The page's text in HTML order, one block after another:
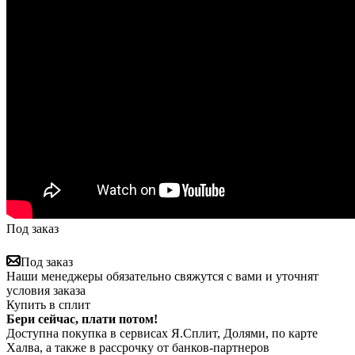
Под заказ
Под заказ
Наши менеджеры обязательно свяжутся с вами и уточнят
условия заказа
Купить в сплит
Бери сейчас, плати потом!
Доступна покупка в сервисах Я.Сплит, Долями, по карте
Халва, а также в рассрочку от банков-партнеров